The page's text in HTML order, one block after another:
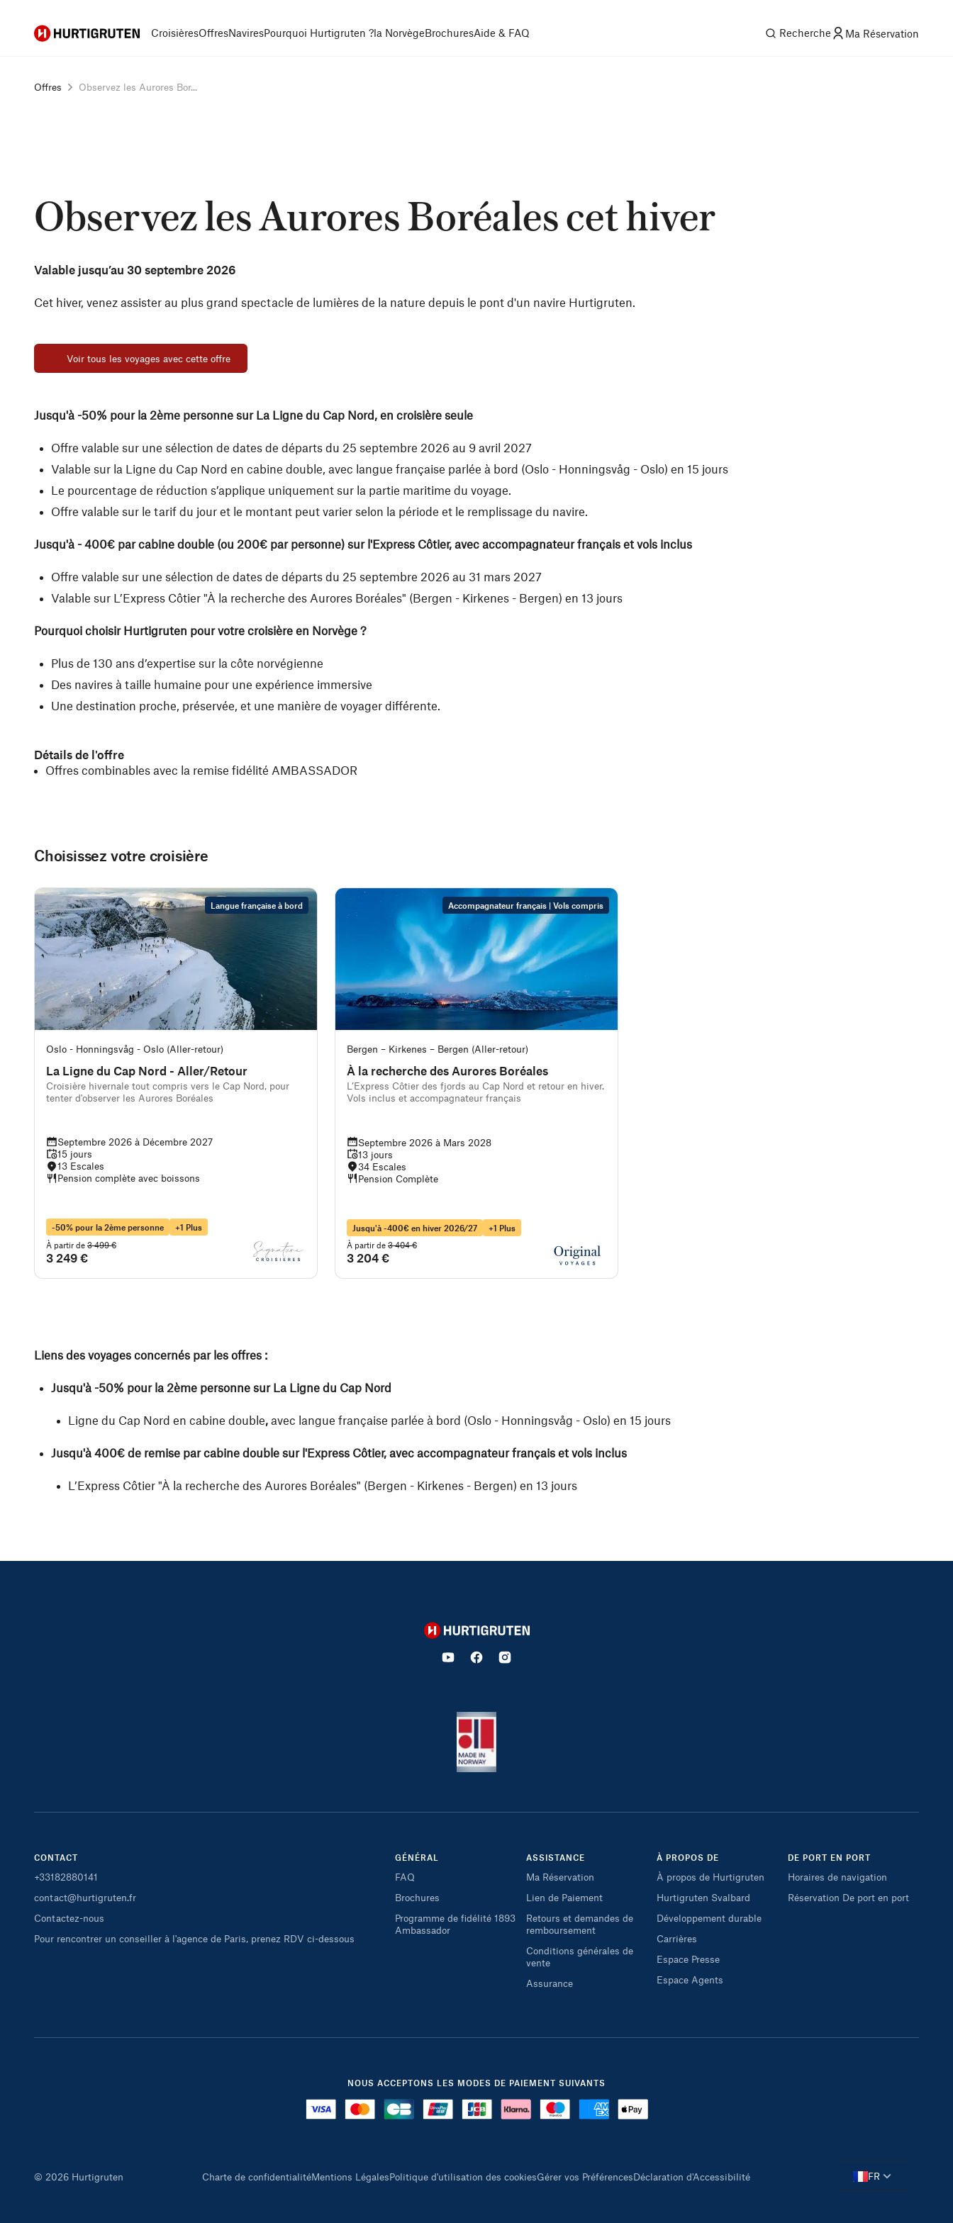
Hurtigruten CroisièresOffresNaviresPourquoi Hurtigruten ?la NorvègeBrochuresAide & FAQ Recherche Ma Réservation
Offres Observez les Aurores Bor...
Observez les Aurores Boréales cet hiver
Valable jusqu’au 30 septembre 2026
Cet hiver, venez assister au plus grand spectacle de lumières de la nature depuis le pont d'un navire Hurtigruten.
Voir tous les voyages avec cette offre
Jusqu'à -50% pour la 2ème personne sur La Ligne du Cap Nord, en croisière seule
Offre valable sur une sélection de dates de départs du 25 septembre 2026 au 9 avril 2027
Valable sur la Ligne du Cap Nord en cabine double, avec langue française parlée à bord (Oslo - Honningsvåg - Oslo) en 15 jours
Le pourcentage de réduction s’applique uniquement sur la partie maritime du voyage.
Offre valable sur le tarif du jour et le montant peut varier selon la période et le remplissage du navire.
Jusqu'à - 400€ par cabine double (ou 200€ par personne) sur l'Express Côtier, avec accompagnateur français et vols inclus
Offre valable sur une sélection de dates de départs du 25 septembre 2026 au 31 mars 2027
Valable sur L’Express Côtier "À la recherche des Aurores Boréales" (Bergen - Kirkenes - Bergen) en 13 jours
Pourquoi choisir Hurtigruten pour votre croisière en Norvège ?
Plus de 130 ans d’expertise sur la côte norvégienne
Des navires à taille humaine pour une expérience immersive
Une destination proche, préservée, et une manière de voyager différente.
Détails de l'offre
Offres combinables avec la remise fidélité AMBASSADOR
Choisissez votre croisière
Langue française à bord
Oslo - Honningsvåg - Oslo (Aller-retour)
La Ligne du Cap Nord - Aller/Retour
Croisière hivernale tout compris vers le Cap Nord, pour
tenter d'observer les Aurores Boréales
Septembre 2026 à Décembre 2027
15 jours
13 Escales
Pension complète avec boissons
-50% pour la 2ème personne
+1 Plus
À partir de 3 499 €
3 249 €
Accompagnateur français | Vols compris
Bergen – Kirkenes – Bergen (Aller-retour)
À la recherche des Aurores Boréales
L’Express Côtier des fjords au Cap Nord et retour en hiver.
Vols inclus et accompagnateur français
Septembre 2026 à Mars 2028
13 jours
34 Escales
Pension Complète
Jusqu'à -400€ en hiver 2026/27
+1 Plus
À partir de 3 404 €
3 204 €
Liens des voyages concernés par les offres :
Jusqu'à -50% pour la 2ème personne sur La Ligne du Cap Nord
Ligne du Cap Nord en cabine double, avec langue française parlée à bord (Oslo - Honningsvåg - Oslo) en 15 jours
Jusqu'à 400€ de remise par cabine double sur l'Express Côtier, avec accompagnateur français et vols inclus
L’Express Côtier "À la recherche des Aurores Boréales" (Bergen - Kirkenes - Bergen) en 13 jours
Hurtigruten
CONTACT
+33182880141
contact@hurtigruten.fr
Contactez-nous
Pour rencontrer un conseiller à l'agence de Paris, prenez RDV ci-dessous
GÉNÉRAL
FAQ
Brochures
Programme de fidélité 1893
Ambassador
ASSISTANCE
Ma Réservation
Lien de Paiement
Retours et demandes de
remboursement
Conditions générales de
vente
Assurance
À PROPOS DE
À propos de Hurtigruten
Hurtigruten Svalbard
Développement durable
Carrières
Espace Presse
Espace Agents
DE PORT EN PORT
Horaires de navigation
Réservation De port en port
NOUS ACCEPTONS LES MODES DE PAIEMENT SUIVANTS
© 2026 Hurtigruten Charte de confidentialitéMentions LégalesPolitique d'utilisation des cookiesGérer vos PréférencesDéclaration d'Accessibilité FR